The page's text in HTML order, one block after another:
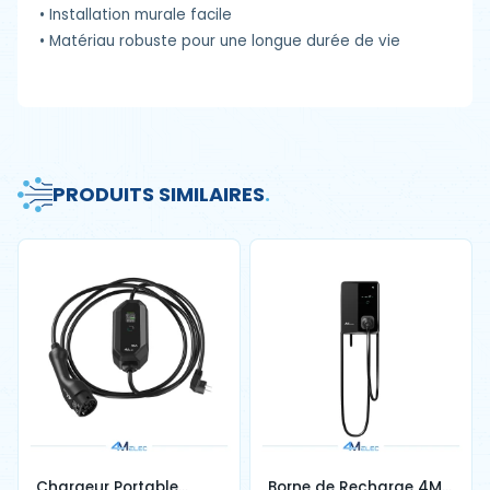
• Installation murale facile
• Matériau robuste pour une longue durée de vie
PRODUITS SIMILAIRES.